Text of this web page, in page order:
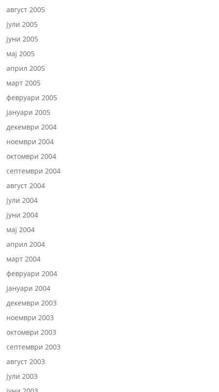
август 2005
јули 2005
јуни 2005
мај 2005
април 2005
март 2005
февруари 2005
јануари 2005
декември 2004
ноември 2004
октомври 2004
септември 2004
август 2004
јули 2004
јуни 2004
мај 2004
април 2004
март 2004
февруари 2004
јануари 2004
декември 2003
ноември 2003
октомври 2003
септември 2003
август 2003
јули 2003